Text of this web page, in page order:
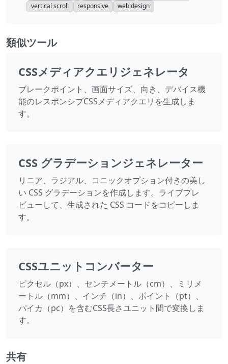
vertical scroll
responsive web design
類似ツール
CSSメディアクエリジェネレータ
ブレークポイント、画面サイズ、向き、デバイス機
能のレスポンシブCSSメディアクエリを生成しま
す。
CSS グラデーションジェネレーター
リニア、ラジアル、コニックオプション付きの美し
い CSS グラデーションを作成します。ライブプレ
ビューして、生成された CSS コードをコピーしま
す。
CSSユニットコンバーター
ピクセル（px）、センチメートル（cm）、ミリメ
ートル（mm）、インチ（in）、ポイント（pt）、
パイカ（pc）を含むCSS長さユニット間で変換しま
す。
共有